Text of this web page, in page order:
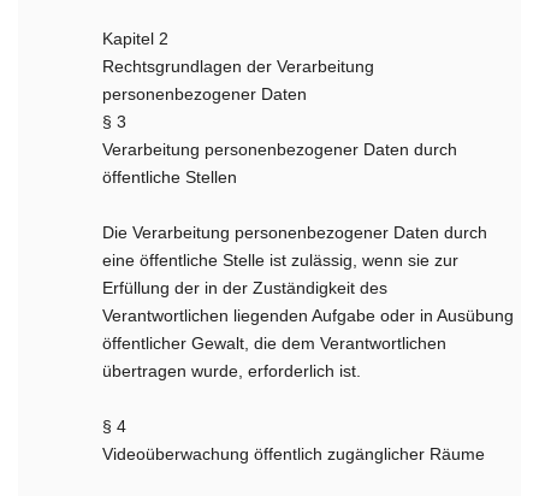
Kapitel 2
Rechtsgrundlagen der Verarbeitung
personenbezogener Daten
§ 3
Verarbeitung personenbezogener Daten durch
öffentliche Stellen
Die Verarbeitung personenbezogener Daten durch
eine öffentliche Stelle ist zulässig, wenn sie zur
Erfüllung der in der Zuständigkeit des
Verantwortlichen liegenden Aufgabe oder in Ausübung
öffentlicher Gewalt, die dem Verantwortlichen
übertragen wurde, erforderlich ist.
§ 4
Videoüberwachung öffentlich zugänglicher Räume